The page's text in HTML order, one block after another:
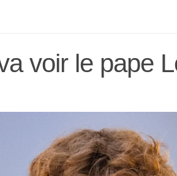
voir le pape